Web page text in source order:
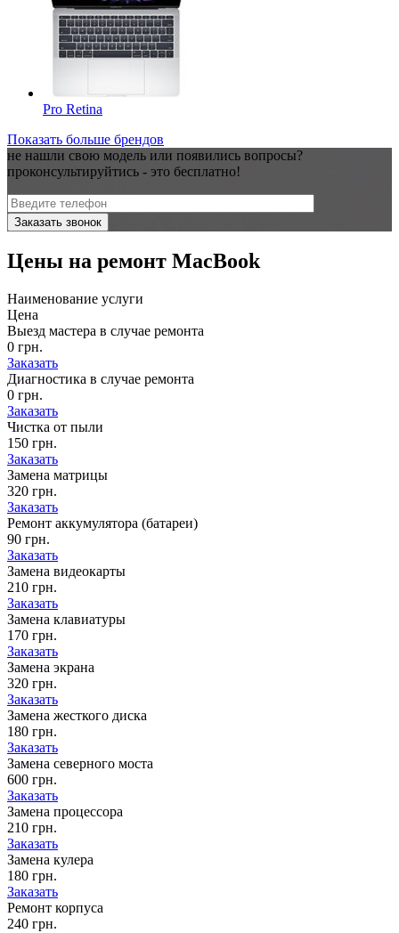
Pro Retina
Показать больше брендов
не нашли свою модель или появились вопросы?
проконсультируйтись - это бесплатно!
Цены на ремонт MacBook
Наименование услуги
Цена
Выезд мастера в случае ремонта
0 грн.
Заказать
Диагностика в случае ремонта
0 грн.
Заказать
Чистка от пыли
150 грн.
Заказать
Замена матрицы
320 грн.
Заказать
Ремонт аккумулятора (батареи)
90 грн.
Заказать
Замена видеокарты
210 грн.
Заказать
Замена клавиатуры
170 грн.
Заказать
Замена экрана
320 грн.
Заказать
Замена жесткого диска
180 грн.
Заказать
Замена северного моста
600 грн.
Заказать
Замена процессора
210 грн.
Заказать
Замена кулера
180 грн.
Заказать
Ремонт корпуса
240 грн.